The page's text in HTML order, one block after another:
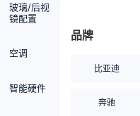
玻璃/后视
镜配置
空调
智能硬件
品牌
比亚迪
奔驰